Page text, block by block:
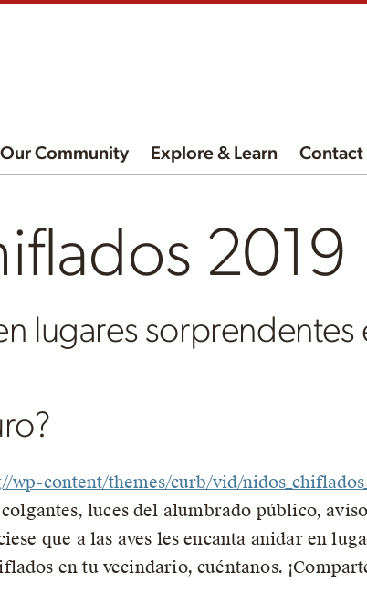
Our Community Explore & Learn Contact
2019
lugares sorprendentes
wp-content/themes/curb/vid/
luces del alumbrado público,
que a las aves les encanta anidar en
en tu vecindario, cuéntanos.